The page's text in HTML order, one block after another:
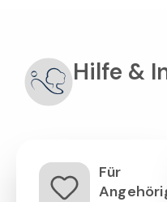
Für
Hilfe &